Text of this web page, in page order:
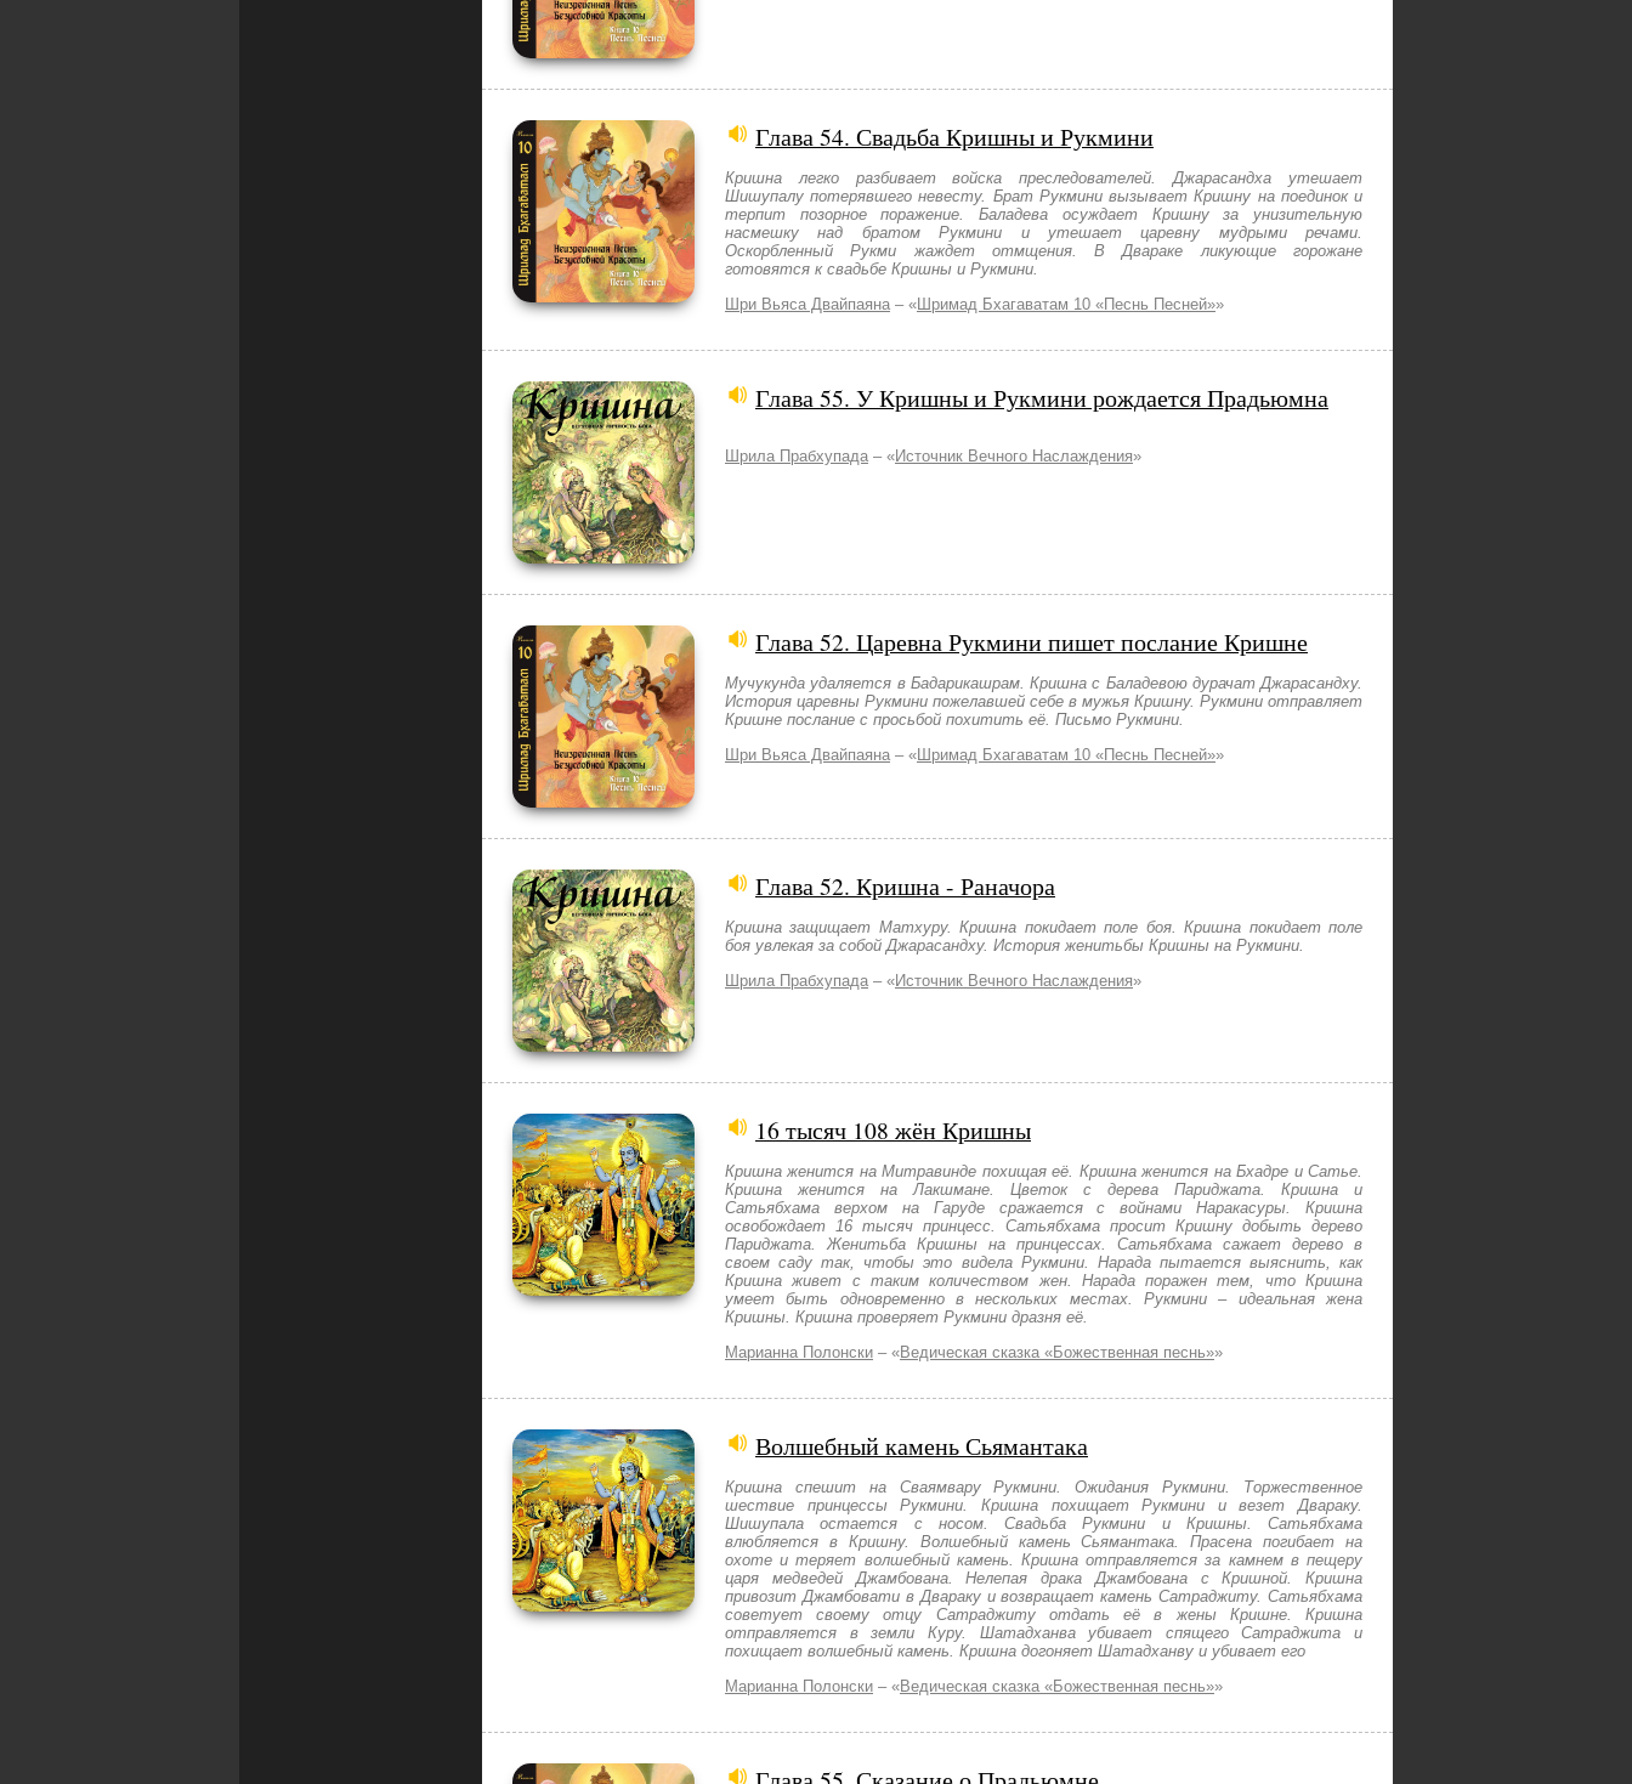
Глава 54. Свадьба Кришны и Рукмини
Кришна легко разбивает войска преследователей. Джарасандха утешает
Шишупалу потерявшего невесту. Брат Рукмини вызывает Кришну на поединок и
терпит позорное поражение. Баладева осуждает Кришну за унизительную
насмешку над братом Рукмини и утешает царевну мудрыми речами.
Оскорбленный Рукми жаждет отмщения. В Двараке ликующие горожане
готовятся к свадьбе Кришны и Рукмини.
Шри Вьяса Двайпаяна – «Шримад Бхагаватам 10 «Песнь Песней»»
Глава 55. У Кришны и Рукмини рождается Прадьюмна
Шрила Прабхупада – «Источник Вечного Наслаждения»
Глава 52. Царевна Рукмини пишет послание Кришне
Мучукунда удаляется в Бадарикашрам. Кришна с Баладевою дурачат Джарасандху.
История царевны Рукмини пожелавшей себе в мужья Кришну. Рукмини отправляет
Кришне послание с просьбой похитить её. Письмо Рукмини.
Шри Вьяса Двайпаяна – «Шримад Бхагаватам 10 «Песнь Песней»»
Глава 52. Кришна - Раначора
Кришна защищает Матхуру. Кришна покидает поле боя. Кришна покидает поле
боя увлекая за собой Джарасандху. История женитьбы Кришны на Рукмини.
Шрила Прабхупада – «Источник Вечного Наслаждения»
16 тысяч 108 жён Кришны
Кришна женится на Митравинде похищая её. Кришна женится на Бхадре и Сатье.
Кришна женится на Лакшмане. Цветок с дерева Париджата. Кришна и
Сатьябхама верхом на Гаруде сражается с войнами Наракасуры. Кришна
освобождает 16 тысяч принцесс. Сатьябхама просит Кришну добыть дерево
Париджата. Женитьба Кришны на принцессах. Сатьябхама сажает дерево в
своем саду так, чтобы это видела Рукмини. Нарада пытается выяснить, как
Кришна живет с таким количеством жен. Нарада поражен тем, что Кришна
умеет быть одновременно в нескольких местах. Рукмини – идеальная жена
Кришны. Кришна проверяет Рукмини дразня её.
Марианна Полонски – «Ведическая сказка «Божественная песнь»»
Волшебный камень Сьямантака
Кришна спешит на Сваямвару Рукмини. Ожидания Рукмини. Торжественное
шествие принцессы Рукмини. Кришна похищает Рукмини и везет Двараку.
Шишупала остается с носом. Свадьба Рукмини и Кришны. Сатьябхама
влюбляется в Кришну. Волшебный камень Сьямантака. Прасена погибает на
охоте и теряет волшебный камень. Кришна отправляется за камнем в пещеру
царя медведей Джамбована. Нелепая драка Джамбована с Кришной. Кришна
привозит Джамбовати в Двараку и возвращает камень Сатраджиту. Сатьябхама
советует своему отцу Сатраджиту отдать её в жены Кришне. Кришна
отправляется в земли Куру. Шатадханва убивает спящего Сатраджита и
похищает волшебный камень. Кришна догоняет Шатадханву и убивает его
Марианна Полонски – «Ведическая сказка «Божественная песнь»»